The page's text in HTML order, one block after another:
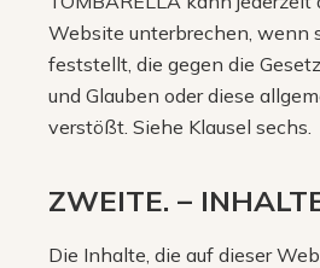
Website unterbrechen, wenn
feststellt, die gegen die
und Glauben oder diese
verstößt. Siehe Klausel sechs.
ZWEITE. –
Die Inhalte, die auf dieser